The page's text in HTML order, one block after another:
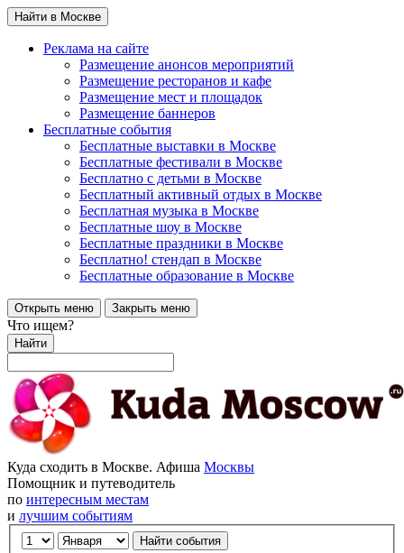
Найти в Москве
Реклама на сайте
Размещение анонсов мероприятий
Размещение ресторанов и кафе
Размещение мест и площадок
Размещение баннеров
Бесплатные события
Бесплатные выставки в Москве
Бесплатные фестивали в Москве
Бесплатно с детьми в Москве
Бесплатный активный отдых в Москве
Бесплатная музыка в Москве
Бесплатные шоу в Москве
Бесплатные праздники в Москве
Бесплатно! стендап в Москве
Бесплатные образование в Москве
Открыть меню Закрыть меню
Что ищем?
Найти
Куда сходить в Москве. Афиша Москвы
Помощник и путеводитель
по интересным местам
и лучшим событиям